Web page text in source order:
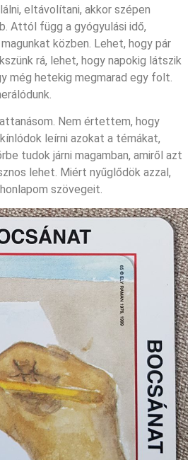
eltávolítani, akkor szépen
Attól függ a gyógyulási idő,
közben. Lehet, hogy pár
rá, lehet, hogy napokig látszik
még hetekig megmarad egy folt.
Nem értettem, hogy
leírni azokat a témákat,
tudok járni magamban, amiről azt
lehet. Miért nyűglődök azzal,
szövegeit.